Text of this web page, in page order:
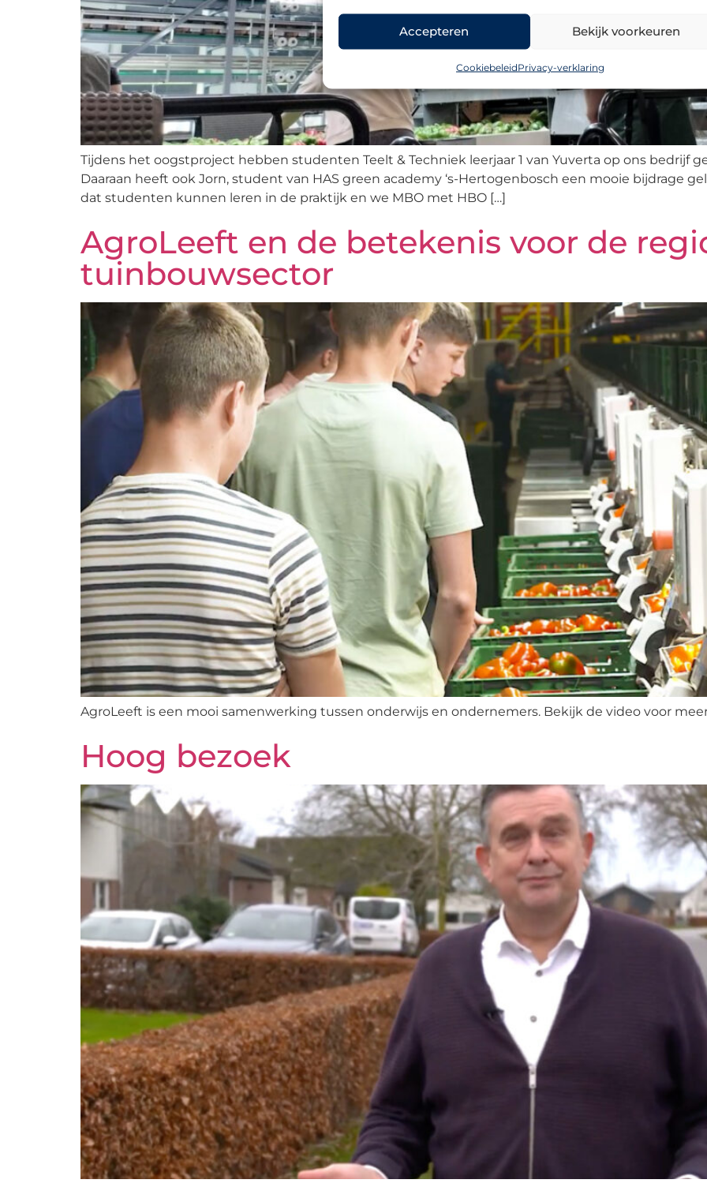
Accepteren Bekijk voorkeuren
CookiebeleidPrivacy-verklaring
Tijdens het oogstproject hebben studenten Teelt & Techniek leerjaar 1 van Yuverta op ons bedrijf
Daaraan heeft ook Jorn, student van HAS green academy ‘s-Hertogenbosch een mooie bijdrage
dat studenten kunnen leren in de praktijk en we MBO met HBO […]
AgroLeeft en de betekenis voor de
tuinbouwsector
AgroLeeft is een mooi samenwerking tussen onderwijs en ondernemers. Bekijk de video voor
Hoog bezoek